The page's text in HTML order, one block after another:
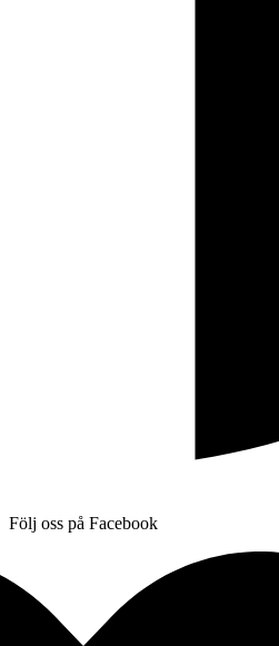
Följ oss på Facebook